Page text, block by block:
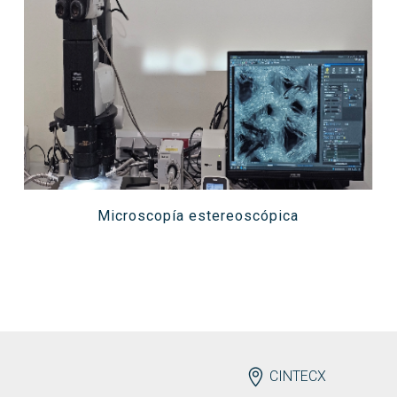
Microscopía estereoscópica
ENDEREZOCINTECX